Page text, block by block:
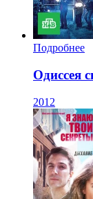
Подробнее
Одиссея
2012